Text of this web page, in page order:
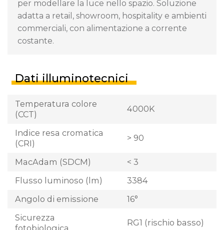
per modellare la luce nello spazio. Soluzione
adatta a retail, showroom, hospitality e ambienti
commerciali, con alimentazione a corrente
costante.
Dati illuminotecnici
Temperatura colore
(CCT)
4000K
Indice resa cromatica
(CRI)
> 90
MacAdam (SDCM)
< 3
Flusso luminoso (lm)
3384
Angolo di emissione
16°
Sicurezza
fotobiologica
RG1 (rischio basso)